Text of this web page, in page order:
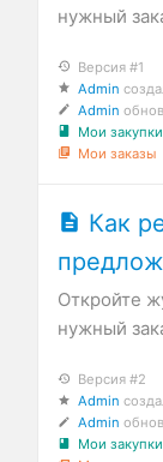
нужный
Версия #1
Admin
Admin
Мои закупки
Мои заказы
Как
Откройте
нужный
Версия #2
Admin
Admin
Мои закупки